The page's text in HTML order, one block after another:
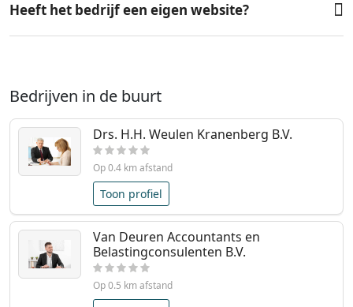
Heeft het bedrijf een eigen website?
Bedrijven in de buurt
Drs. H.H. Weulen Kranenberg B.V.
Op 0.4 km afstand
Toon profiel
Van Deuren Accountants en
Belastingconsulenten B.V.
Op 0.5 km afstand